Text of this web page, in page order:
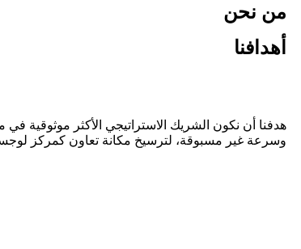
من نحن
أهدافنا
هدفنا أن نكون الشريك الاستراتيجي الأكثر موثوقية
وسرعة غير مسبوقة، لترسيخ مكانة تعاون كمركز لوجستي